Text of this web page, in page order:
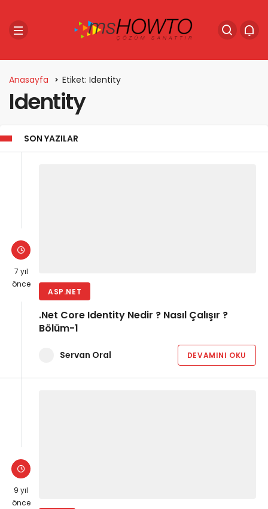
Anasayfa Etiket: Identity
Identity
SON YAZILAR
7 yıl
önce
ASP.NET
.Net Core Identity Nedir ? Nasıl Çalışır ?
Bölüm-1
Servan Oral DEVAMINI OKU
9 yıl
önce